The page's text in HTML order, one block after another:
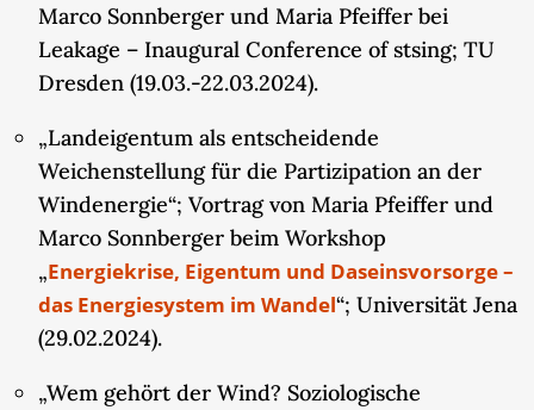
Marco Sonnberger und Maria Pfeiffer bei
Leakage – Inaugural Conference of stsing; TU
Dresden (19.03.-22.03.2024).
„Landeigentum als entscheidende
Weichenstellung für die Partizipation an der
Windenergie“; Vortrag von Maria Pfeiffer und
Marco Sonnberger beim Workshop
„Energiekrise, Eigentum und Daseinsvorsorge –
das Energiesystem im Wandel“; Universität Jena
(29.02.2024).
„Wem gehört der Wind? Soziologische